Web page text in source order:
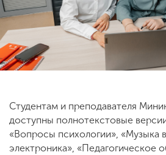
SPN
комиссия
+7 (831) 262-26-20
Студентам и преподавателя
доступны полнотекстовые
«Вопросы психологии», «Музыка
электроника», «Педагогическое